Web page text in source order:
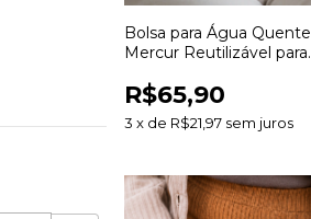
Bolsa para Água Quente
Mercur Reutilizável para
R$65,90
3 x de R$21,97 sem juros